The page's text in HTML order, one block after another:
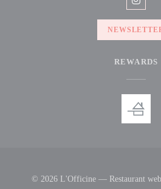
REWARDS
© 2026 L'Officine — Restaurant